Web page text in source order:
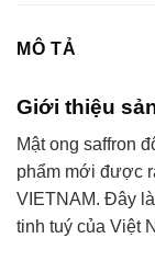
MÔ TẢ
Giới thiệu
Mật ong saffron
phẩm mới được
VIETNAM. Đây
tinh tuý của Việt